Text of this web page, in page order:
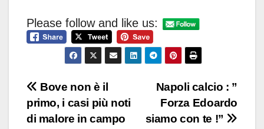
Please follow and like us:
Navigazione
articoli
Napoli calcio : ”
Forza Edoardo
siamo con te !”
Bove non è il
primo, i casi più noti
di malore in campo